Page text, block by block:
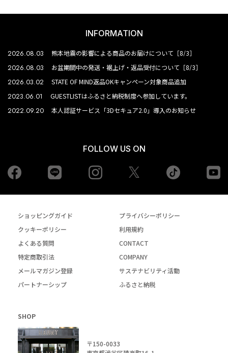
INFORMATION
2026.08.03 熊本地震の影響による商品のお届けについて［8/3］
2026.08.03 お盆期間中の発送・裾上げ・返品受付について［8/3］
2026.03.02 STATE OF MIND返品OKキャンペーン対象商品追加
2023.06.01 GUESTLISTはふるさと納税制度へ参加しています。
2022.09.20 本人認証サービス「3Dセキュア2.0」導入のお知らせ
FOLLOW US ON
Facebook Instagram tiktok
ショッピングガイド
プライバシーポリシー
クッキーポリシー
利用規約
よくある質問
CONTACT
特定商取引法
COMPANY
メールマガジン登録
サステナビリティ活動
パートナーシップ
ふるさと納税
SHOP
〒150-0033